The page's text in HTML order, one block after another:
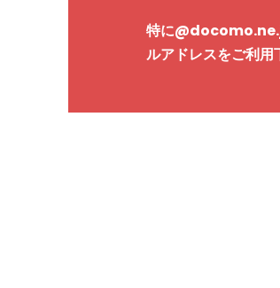
特に
ルアドレスをご利用